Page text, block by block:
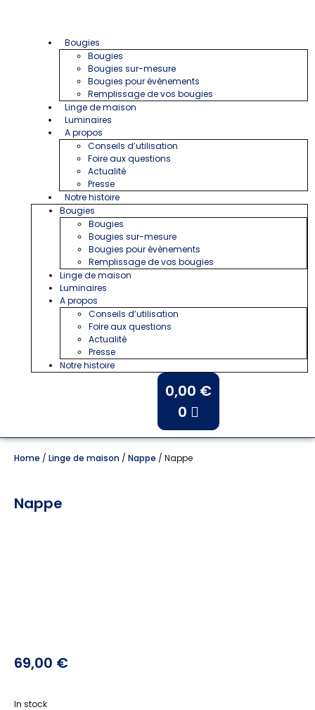
Bougies
Bougies
Bougies sur-mesure
Bougies pour évènements
Remplissage de vos bougies
Linge de maison
Luminaires
A propos
Conseils d’utilisation
Foire aux questions
Actualité
Presse
Notre histoire
Bougies
Bougies
Bougies sur-mesure
Bougies pour évènements
Remplissage de vos bougies
Linge de maison
Luminaires
A propos
Conseils d’utilisation
Foire aux questions
Actualité
Presse
Notre histoire
0,00 €
0
Home / Linge de maison / Nappe / Nappe
Nappe
69,00 €
In stock